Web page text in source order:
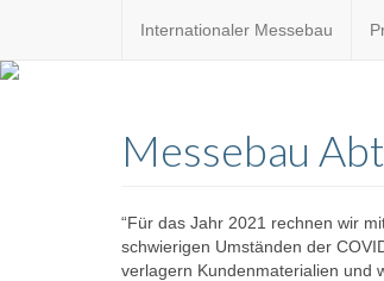
Internationaler Messebau
eventware
Messebau
“Für das Jahr 2021 rechnen wir
schwierigen Umständen der
verlagern Kundenmaterialien und